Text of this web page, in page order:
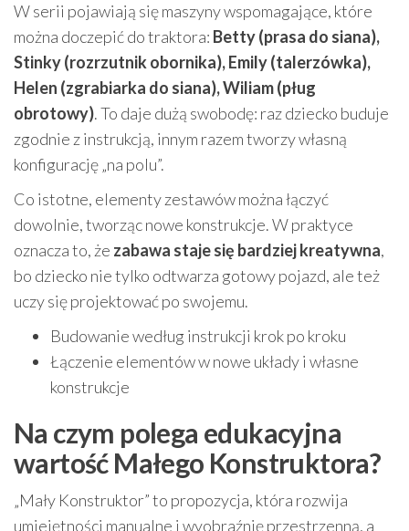
W serii pojawiają się maszyny wspomagające, które
można doczepić do traktora: Betty (prasa do siana),
Stinky (rozrzutnik obornika), Emily (talerzówka),
Helen (zgrabiarka do siana), Wiliam (pług
obrotowy). To daje dużą swobodę: raz dziecko buduje
zgodnie z instrukcją, innym razem tworzy własną
konfigurację „na polu”.
Co istotne, elementy zestawów można łączyć
dowolnie, tworząc nowe konstrukcje. W praktyce
oznacza to, że zabawa staje się bardziej kreatywna,
bo dziecko nie tylko odtwarza gotowy pojazd, ale też
uczy się projektować po swojemu.
Budowanie według instrukcji krok po kroku
Łączenie elementów w nowe układy i własne
konstrukcje
Na czym polega edukacyjna
wartość Małego Konstruktora?
„Mały Konstruktor” to propozycja, która rozwija
umiejętności manualne i wyobraźnię przestrzenną, a